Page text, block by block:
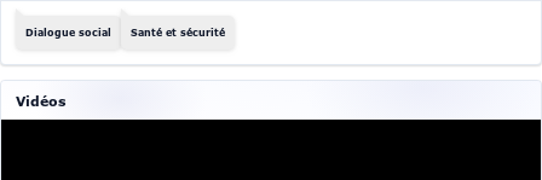
Dialogue social Santé et sécurité
Vidéos